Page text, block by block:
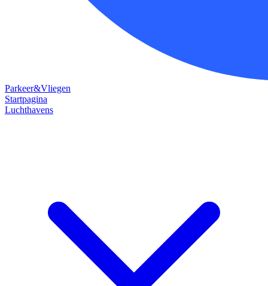
Parkeer&Vliegen
Startpagina
Luchthavens